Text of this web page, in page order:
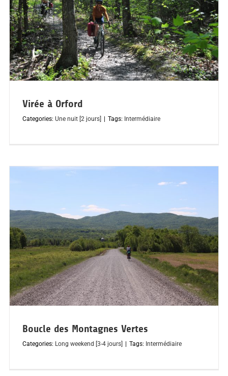
Virée à Orford
Categories:Une nuit [2 jours] Tags: Intermédiaire
Boucle des Montagnes Vertes
Categories: Long weekend [3-4 jours] | Tags: Intermédiaire